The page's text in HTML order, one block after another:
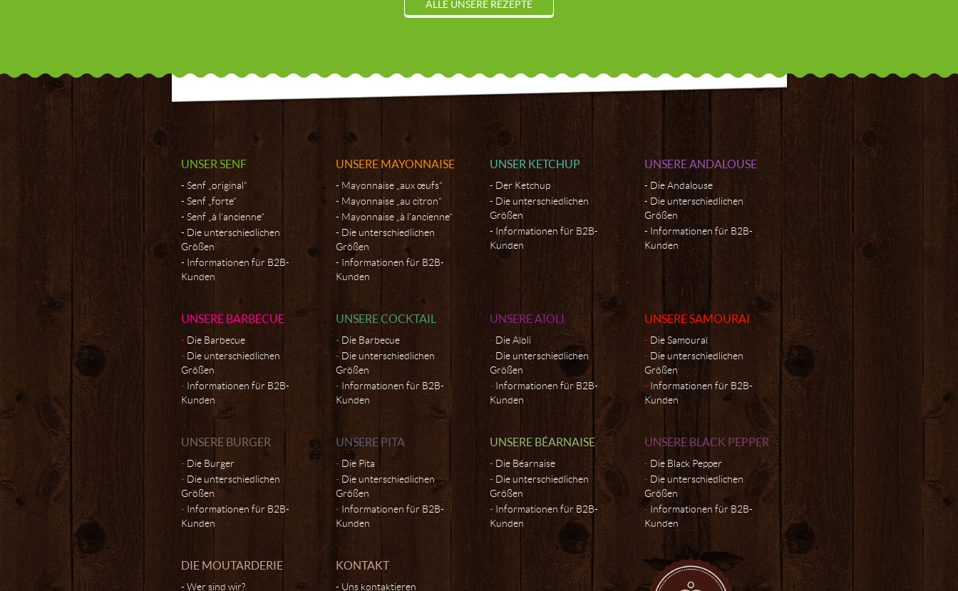
ALLE UNSERE REZEPTE
UNSER SENF
Senf „original“
Senf „forte“
Senf „à l’ancienne“
Die unterschiedlichen
Größen
Informationen für B2B-
Kunden
UNSERE MAYONNAISE
Mayonnaise „aux œufs“
Mayonnaise „au citron“
Mayonnaise „à l’ancienne“
Die unterschiedlichen
Größen
Informationen für B2B-
Kunden
UNSER KETCHUP
Der Ketchup
Die unterschiedlichen
Größen
Informationen für B2B-
Kunden
UNSERE ANDALOUSE
Die Andalouse
Die unterschiedlichen
Größen
Informationen für B2B-
Kunden
UNSERE BARBECUE
Die Barbecue
Die unterschiedlichen
Größen
Informationen für B2B-
Kunden
UNSERE COCKTAIL
Die Barbecue
Die unterschiedlichen
Größen
Informationen für B2B-
Kunden
UNSERE AÏOLI
Die Aïoli
Die unterschiedlichen
Größen
Informationen für B2B-
Kunden
UNSERE SAMOURAÏ
Die Samouraï
Die unterschiedlichen
Größen
Informationen für B2B-
Kunden
UNSERE BURGER
Die Burger
Die unterschiedlichen
Größen
Informationen für B2B-
Kunden
UNSERE PITA
Die Pita
Die unterschiedlichen
Größen
Informationen für B2B-
Kunden
UNSERE BÉARNAISE
Die Béarnaise
Die unterschiedlichen
Größen
Informationen für B2B-
Kunden
UNSERE BLACK PEPPER
Die Black Pepper
Die unterschiedlichen
Größen
Informationen für B2B-
Kunden
DIE MOUTARDERIE
Wer sind wir?
KONTAKT
Uns kontaktieren